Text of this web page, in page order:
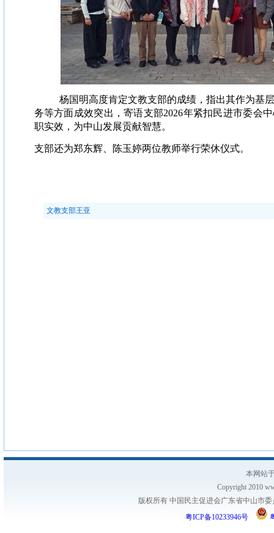
杨国明高度肯定文教支部的成绩，指出其作为基
务等方面成效突出，寄语支部2026年紧扣民进市委会
职实效，为中山发展贡献智慧。
支部还为郑东辉、陈玉婷两位教师举行荣休仪式。
文教支部王亚
本网站
Copyright 2010
版权所有 中国民主促进会广东省中山市
粤ICP备10233946号